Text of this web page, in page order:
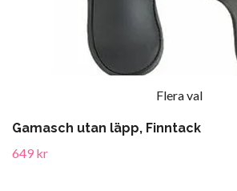
Flera val
Gamasch utan läpp, Finntack
649 kr